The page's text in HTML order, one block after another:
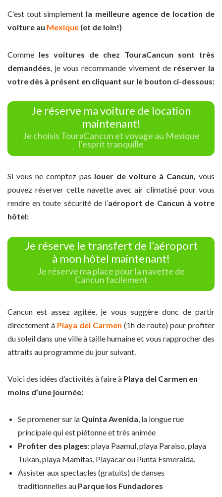
C’est tout simplement la meilleure agence de location de
voiture au Mexique (et de loin!)
Comme les voitures de chez TouraCancun sont très
demandées, je vous recommande vivement deréserver la
votre dès à présent en cliquant sur le bouton ci-dessous:
Je réserve ma voiture de location
maintenant!
Je choisis TouraCancun et voyage au Mexique
l'esprit tranquille
Si vous ne comptez pas louer de voiture à Cancun, vous
pouvez réserver cette navette avec air climatisé pour vous
rendre en toute sécurité de l’aéroport de Cancun à votre
hôtel:
Je réserve le transfert de l’aéroport
à mon hôtel maintenant!
Je réserve ma place pour la navette de
Cancun facilement
Cancun est assez agitée, je vous suggère donc de partir
directement à Playa del Carmen (1h de route) pour profiter
du soleil dans une ville à taille humaine et vous rapprocher des
attraits au programme du jour suivant.
Voici des idées d’activités à faire à Playa del Carmen en
moins d’une journée:
Se promener sur la Quinta Avenida, la longue rue
principale qui est piétonne et très animée
Profiter des plages: playa Paamul, playa Paraiso, playa
Tukan, playa Mamitas, Playacar ou Punta Esmeralda.
Assister aux spectacles (gratuits) de danses
traditionnelles au Parque los Fundadores